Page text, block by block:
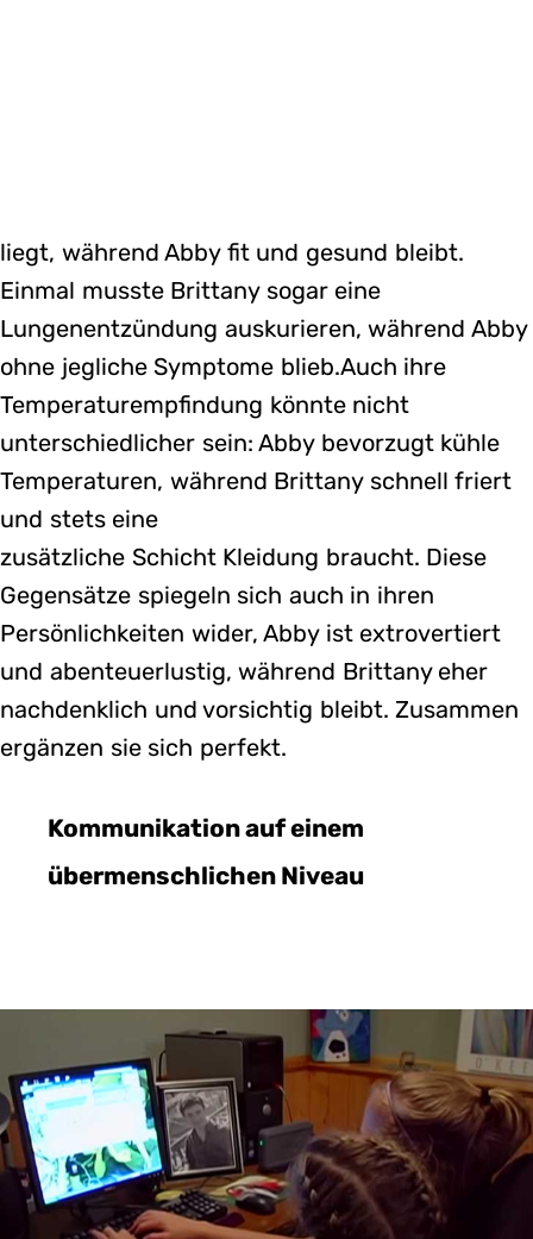
liegt, während Abby fit und gesund bleibt.
Einmal musste Brittany sogar eine
Lungenentzündung auskurieren, während Abby
ohne jegliche Symptome blieb.Auch ihre
Temperaturempfindung könnte nicht
unterschiedlicher sein: Abby bevorzugt kühle
Temperaturen, während Brittany schnell friert
und stets eine
zusätzliche Schicht Kleidung braucht. Diese
Gegensätze spiegeln sich auch in ihren
Persönlichkeiten wider, Abby ist extrovertiert
und abenteuerlustig, während Brittany eher
nachdenklich und vorsichtig bleibt. Zusammen
ergänzen sie sich perfekt.
Kommunikation auf einem
übermenschlichen Niveau